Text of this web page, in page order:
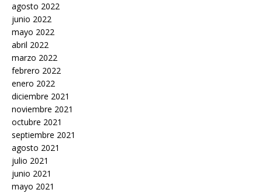
agosto 2022
junio 2022
mayo 2022
abril 2022
marzo 2022
febrero 2022
enero 2022
diciembre 2021
noviembre 2021
octubre 2021
septiembre 2021
agosto 2021
julio 2021
junio 2021
mayo 2021